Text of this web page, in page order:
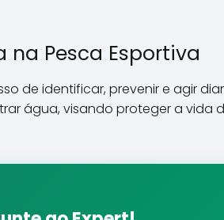
na Pesca Esportiva
de identificar, prevenir e agir
água, visando proteger a vida